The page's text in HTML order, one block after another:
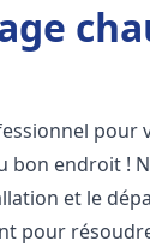
pour
bon endroit !
et le
pour